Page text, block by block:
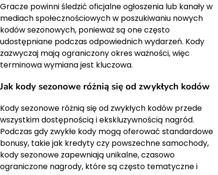
Gracze powinni śledzić oficjalne ogłoszenia lub kanały w
mediach społecznościowych w poszukiwaniu nowych
kodów sezonowych, ponieważ są one często
udostępniane podczas odpowiednich wydarzeń. Kody
zazwyczaj mają ograniczony okres ważności, więc
terminowa wymiana jest kluczowa.
Jak kody sezonowe różnią się od zwykłych kodów
Kody sezonowe różnią się od zwykłych kodów przede
wszystkim dostępnością i ekskluzywnością nagród.
Podczas gdy zwykłe kody mogą oferować standardowe
bonusy, takie jak kredyty czy powszechne samochody,
kody sezonowe zapewniają unikalne, czasowo
ograniczone nagrody, które są często tematyczne i